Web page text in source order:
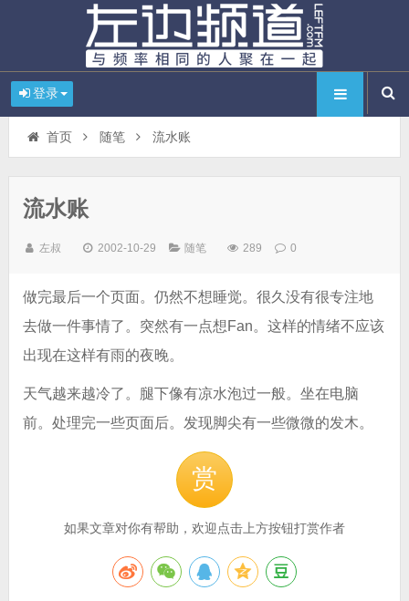
登录
首页 随笔 流水账
流水账
左叔 2002-10-29 随笔 289 0
做完最后一个页面。仍然不想睡觉。很久没有很专注地
去做一件事情了。突然有一点想Fan。这样的情绪不应该
出现在这样有雨的夜晚。
天气越来越冷了。腿下像有凉水泡过一般。坐在电脑
前。处理完一些页面后。发现脚尖有一些微微的发木。
赏
如果文章对你有帮助，欢迎点击上方按钮打赏作者